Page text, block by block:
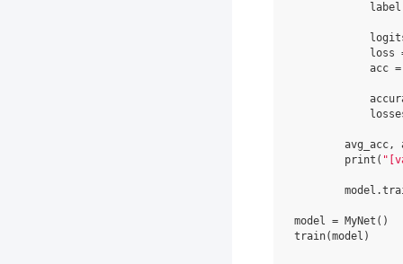
label
loss
acc =
avg_acc,
print (
model .
model = MyNet ()
train(model )